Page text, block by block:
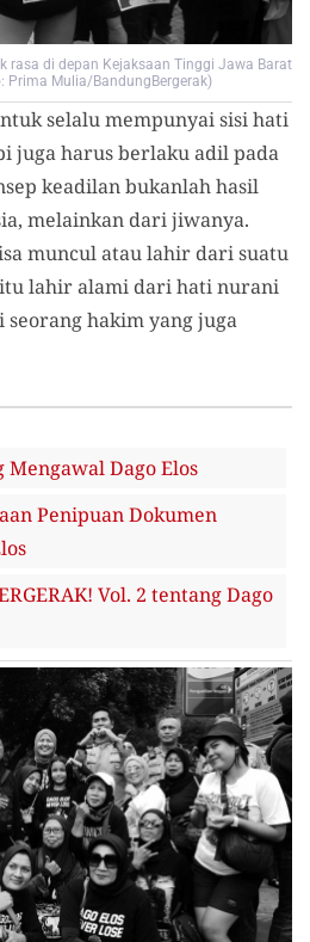
rasa di depan Kejaksaan Tinggi Jawa Barat
Prima Mulia/BandungBergerak)
selalu mempunyai sisi hati
juga harus berlaku adil pada
keadilan bukanlah hasil
melainkan dari jiwanya.
muncul atau lahir dari suatu
lahir alami dari hati nurani
hakim yang juga
Mengawal Dago Elos
Penipuan Dokumen
Vol. 2 tentang Dago